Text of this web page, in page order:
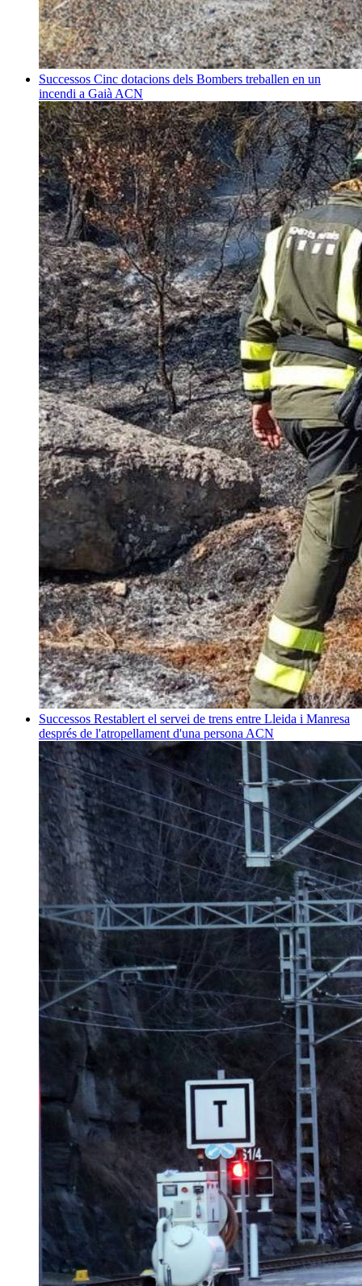
Successos Cinc dotacions dels Bombers treballen en un
incendi a Gaià ACN
Successos Restablert el servei de trens entre Lleida i Manresa
després de l'atropellament d'una persona ACN